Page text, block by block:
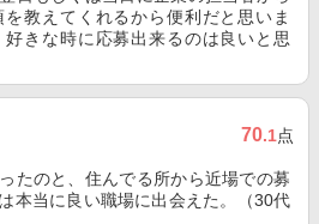
教えてくれるから便利だと思いま
きな時に応募出来るのは良いと思
70.1点
たのと、住んでる所から近場での募
本当に良い職場に出会えた。（30代